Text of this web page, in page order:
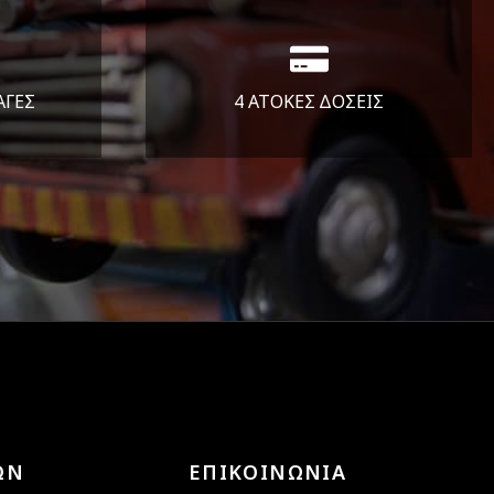
4 ΑΤΟΚΕΣ ΔΟΣΕΙΣ
Υποστηρίζουμε μέχρι και 4
άτοκες δόσεις
ΕΠΙΚΟΙΝΩΝΙΑ